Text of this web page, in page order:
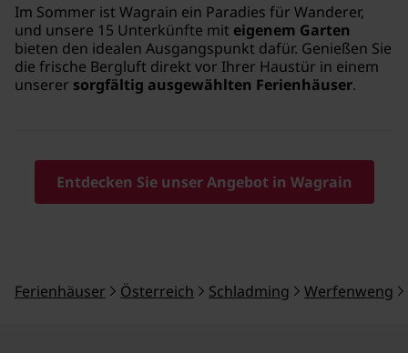
Im Sommer ist Wagrain ein Paradies für Wanderer,
und unsere 15 Unterkünfte mit eigenem Garten
bieten den idealen Ausgangspunkt dafür. Genießen Sie
die frische Bergluft direkt vor Ihrer Haustür in einem
unserer sorgfältig ausgewählten Ferienhäuser.
Entdecken Sie unser Angebot in Wagrain
Ferienhäuser Österreich Schladming Werfenweng